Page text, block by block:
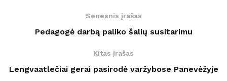
Senesnis įrašas
Pedagogė darbą paliko šalių susitarimu
Kitas įrašas
Lengvaatlečiai gerai pasirodė varžybose Panevėžyje